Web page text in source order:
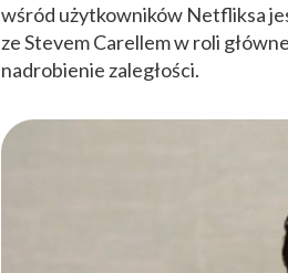
wśród użytkowników Netfliksa
ze Stevem Carellem w roli
nadrobienie zaległości.